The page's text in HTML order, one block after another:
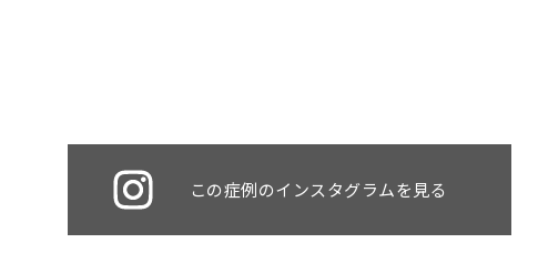
この症例のインスタグラムを見る